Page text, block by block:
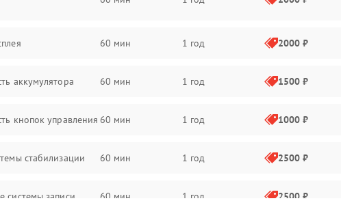
60 мин 1 год 2000 ₽
аккумулятора 60 мин 1 год 1500 ₽
кнопок управления 60 мин 1 год 1000 ₽
стабилизации 60 мин 1 год 2500 ₽
системы записи 60 мин 1 год 2500 ₽